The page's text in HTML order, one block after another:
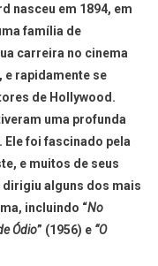
nasceu em 1894, em
família de
carreira no cinema
e rapidamente se
de Hollywood.
uma profunda
Ele foi fascinado pela
e muitos de seus
alguns dos mais
incluindo “No
Ódio” (1956) e “O